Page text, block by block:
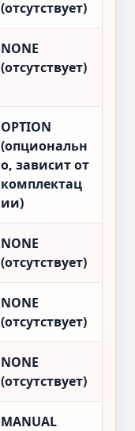
(отсутствует)
NONE
(отсутствует)
OPTION
(опциональн
о, зависит от
комплектац
ии)
NONE
(отсутствует)
NONE
(отсутствует)
NONE
(отсутствует)
MANUAL